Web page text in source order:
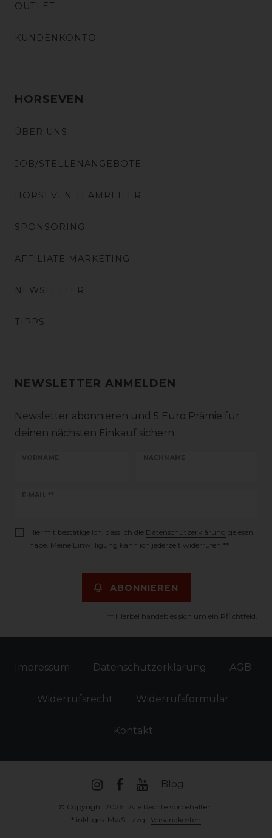
OUTLET
KUNDENKONTO
HORSEVEN
ÜBER UNS
JOB/STELLENANGEBOTE
HORSEVEN TEAMREITER
SPONSORING
AFFILIATE MARKETING
NEWSLETTER
TIPPS
NEWSLETTER ANMELDEN
Newsletter abonnieren und 5 Euro Prämie für
deinen nächsten Einkauf sichern
VORNAME NACHNAME
E-MAIL **
Newsletter
Hiermit bestätige ich, dass ich die Daten­schutz­erklärung gelesen
habe. Meine Einwilligung kann ich jederzeit widerrufen.**
ABONNIEREN
** Hierbei handelt es sich um ein Pflichtfeld.
Impressum Daten­schutz­erklärung AGB
Widerrufs­recht Widerrufs­formular
Kontakt
Blog
© Copyright 2026 | Alle Rechte vorbehalten.
* inkl. ges. MwSt. zzgl. Versandkosten